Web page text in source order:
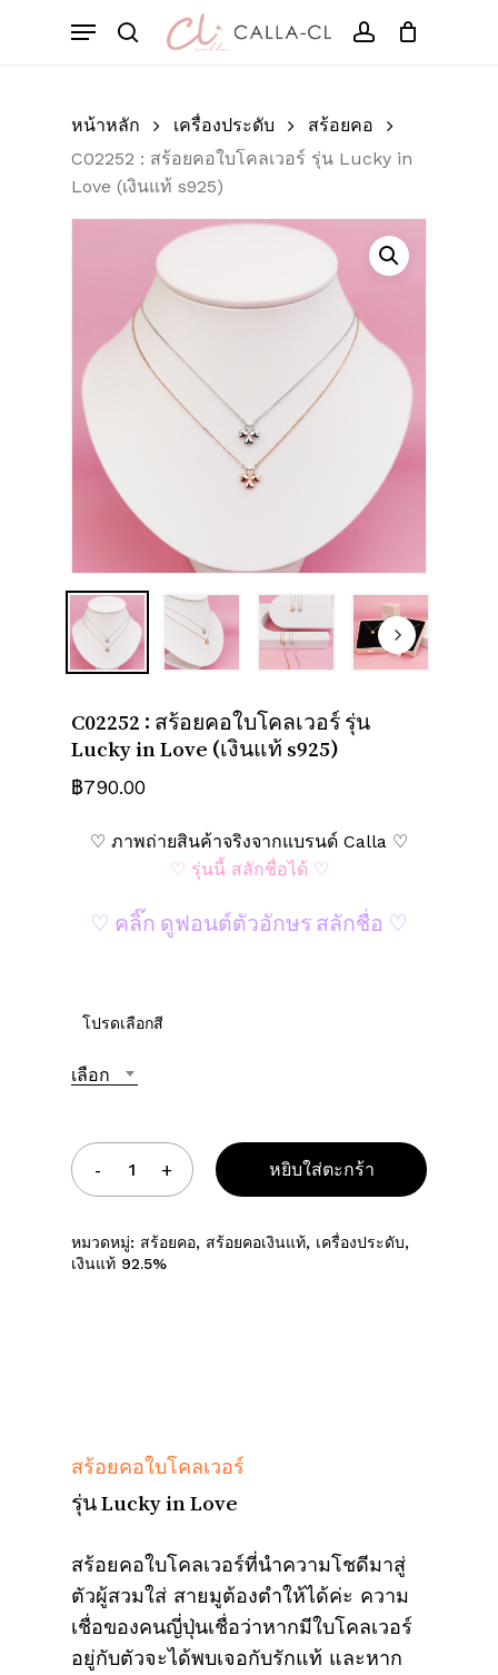
search account
Menu
Cart
หน้าหลัก เครื่องประดับ
สร้อยคอ
C02252 : สร้อยคอใบโคลเวอร์ รุ่น Lucky in
Love (เงินแท้ s925)
C02252 : สร้อยคอใบโคลเวอร์ รุ่น
Lucky in Love (เงินแท้ s925)
฿790.00
♡ ภาพถ่ายสินค้าจริงจากแบรนด์ Calla ♡
♡ รุ่นนี้ สลักชื่อได้ ♡
♡ คลิ๊ก ดูฟอนต์ตัวอักษร สลักชื่อ ♡
โปรดเลือกสี
เลือก
หยิบใส่ตะกร้า
หมวดหมู่: สร้อยคอ, สร้อยคอเงินแท้, เครื่องประดับ,
เงินแท้ 92.5%
สร้อยคอใบโคลเวอร์
รุ่น Lucky in Love
สร้อยคอใบโคลเวอร์ที่นำความโชดีมาสู่
ตัวผู้สวมใส่ สายมูต้องตำให้ได้ค่ะ ความ
เชื่อของคนญี่ปุ่นเชื่อว่าหากมีใบโคลเวอร์
อยู่กับตัวจะได้พบเจอกับรักแท้ และหาก
มาเป็นคนแรกที่วิจารณ์
โคลเวอร์ รุ่น Lucky in
Love (เงินแท้ s925)”
อีเมลของคุณจะไม่แสดงให้คนอื่นเห็น
ช่องข้อมูลจำเป็นถูกทำเครื่องหมาย*
บทวิจารณ์ของคุณ
*
อีเมล
บันทึกชื่อ, อีเมล และชื่อเว็บไซต์ของฉัน